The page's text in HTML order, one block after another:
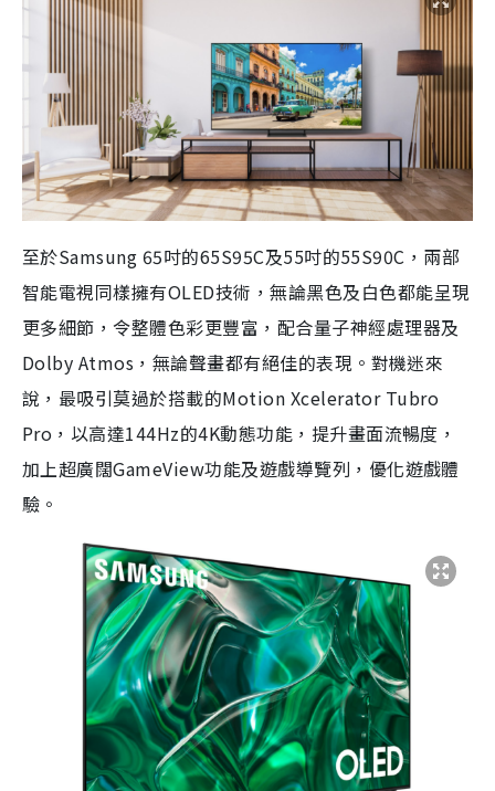
至於Samsung 65吋的65S95C及55吋的55S90C，兩部
智能電視同樣擁有OLED技術，無論黑色及白色都能呈現
更多細節，令整體色彩更豐富，配合量子神經處理器及
Dolby Atmos，無論聲畫都有絕佳的表現。對機迷來
說，最吸引莫過於搭載的Motion Xcelerator Tubro
Pro，以高達144Hz的4K動態功能，提升畫面流暢度，
加上超廣闊GameView功能及遊戲導覽列，優化遊戲體
驗。